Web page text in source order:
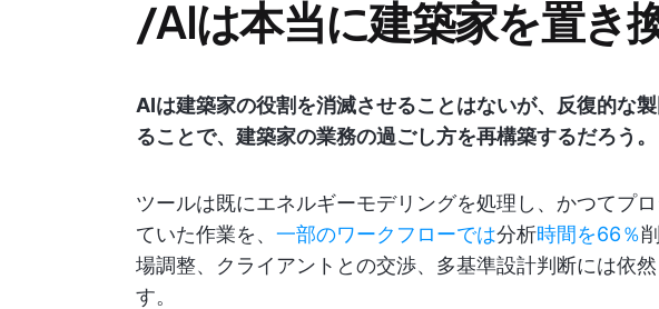
/AIは本当に建築家を置き
AIは建築家の役割を消滅させることはないが、反復的な
ることで、建築家の業務の過ごし方を再構築するだろう。
ツールは既にエネルギーモデリングを処理し、かつてプ
ていた作業を、 一部のワークフローでは分析時間を66％
場調整、クライアントとの交渉、多基準設計判断には依
す。